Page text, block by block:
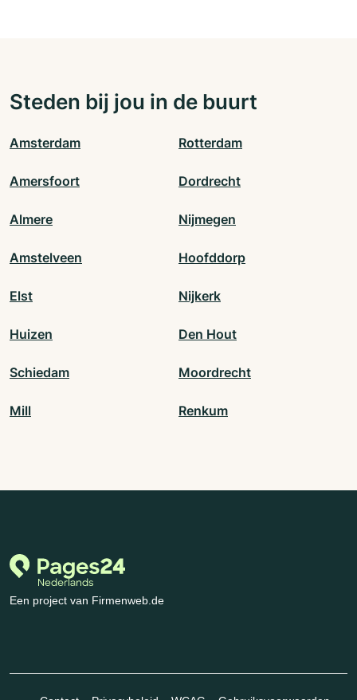
Steden bij jou in de buurt
Amsterdam Rotterdam
Amersfoort Dordrecht
Almere Nijmegen
Amstelveen Hoofddorp
Elst Nijkerk
Huizen Den Hout
Schiedam Moordrecht
Mill Renkum
Een project van Firmenweb.de